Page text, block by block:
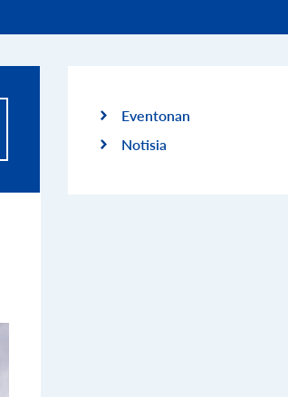
Eventonan
Notisia